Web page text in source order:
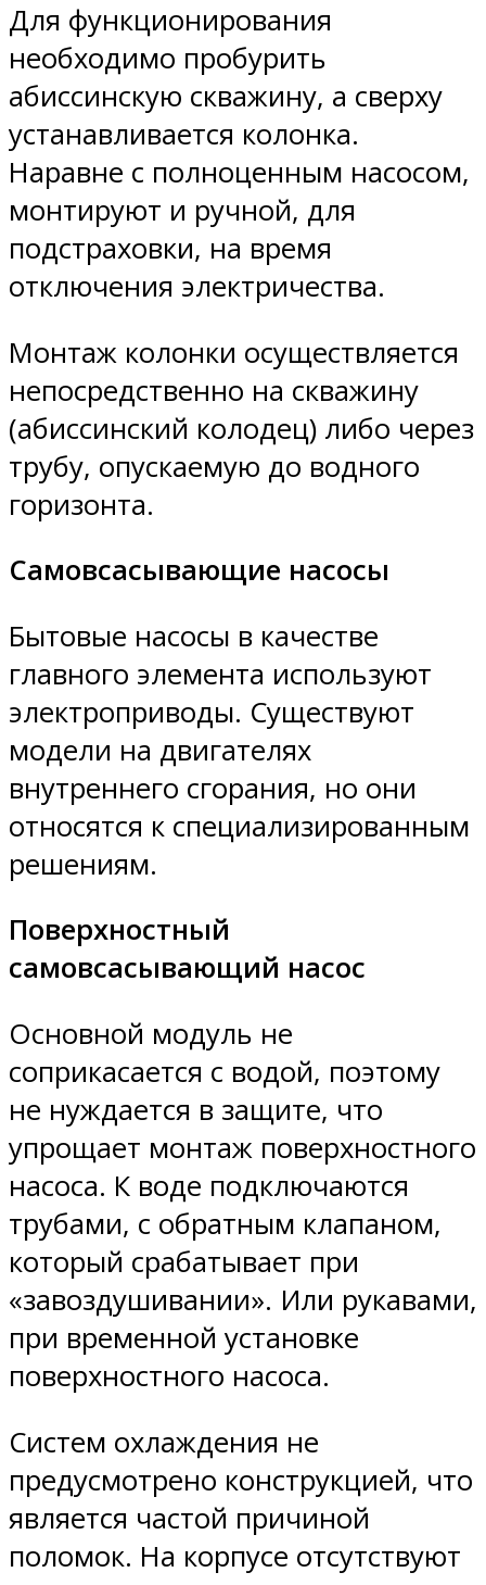
Для функционирования
необходимо пробурить
абиссинскую скважину, а сверху
устанавливается колонка.
Наравне с полноценным насосом,
монтируют и ручной, для
подстраховки, на время
отключения электричества.
Монтаж колонки осуществляется
непосредственно на скважину
(абиссинский колодец) либо через
трубу, опускаемую до водного
горизонта.
Самовсасывающие насосы
Бытовые насосы в качестве
главного элемента используют
электроприводы. Существуют
модели на двигателях
внутреннего сгорания, но они
относятся к специализированным
решениям.
Поверхностный
самовсасывающий насос
Основной модуль не
соприкасается с водой, поэтому
не нуждается в защите, что
упрощает монтаж поверхностного
насоса. К воде подключаются
трубами, с обратным клапаном,
который срабатывает при
«завоздушивании». Или рукавами,
при временной установке
поверхностного насоса.
Систем охлаждения не
предусмотрено конструкцией, что
является частой причиной
поломок. На корпусе отсутствуют